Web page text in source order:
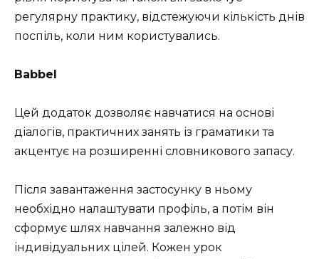
регулярну практику, відстежуючи кількість днів
поспіль, коли ним користувались.
Babbel
Цей додаток дозволяє навчатися на основі
діалогів, практичних занять із граматики та
акцентує на розширенні словникового запасу.
Після завантаження застосунку в ньому
необхідно налаштувати профіль, а потім він
сформує шлях навчання залежно від
індивідуальних цілей. Кожен урок